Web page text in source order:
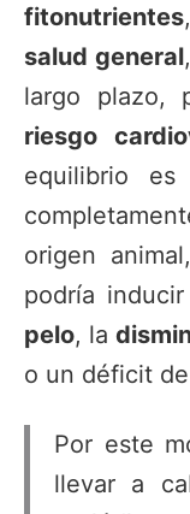
fitonutrientes
salud general
largo plazo,
riesgo
equilibrio
origen
podría
pelo, la
o un déficit de
Por este
llevar a